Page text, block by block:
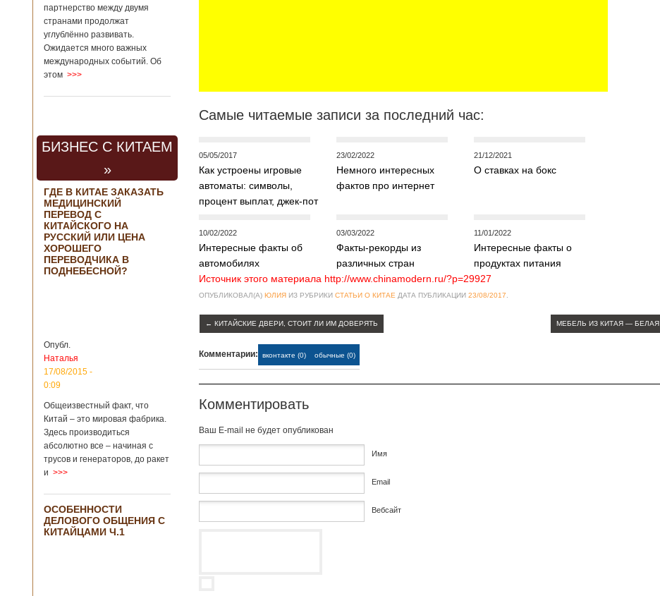
региональной
политике и
международному
сотрудничеству
государственной
корпорации
Кладов
аэрокосмической
выставки Aero
Бангалоре в
Индии. Контракт
между Китаем и
Россией на
разработку,
Подробнее...
Опубликовано
21/02/2019 - 22:26
В Китае найден
древний
по добыче бирюзы
на территории
Синьцзян-
Уйгурского
района, что на
северо-западе
Китая. Об этом
сообщает
агентство Синьхуа,
ссылаясь на
институт
археологии и
культурных
реликвий. Площадь
партнерство между двумя
странами продолжат
углублённо развивать.
Ожидается много важных
международных событий. Об
этом >>>
БИЗНЕС С КИТАЕМ
»
ГДЕ В КИТАЕ ЗАКАЗАТЬ
МЕДИЦИНСКИЙ
ПЕРЕВОД С
КИТАЙСКОГО НА
РУССКИЙ ИЛИ ЦЕНА
ХОРОШЕГО
ПЕРЕВОДЧИКА В
ПОДНЕБЕСНОЙ?
Опубл.
Наталья
17/08/2015 -
0:09
Общеизвестный факт, что
Китай – это мировая фабрика.
Здесь производиться
абсолютно все – начиная с
трусов и генераторов, до ракет
и >>>
ОСОБЕННОСТИ
ДЕЛОВОГО ОБЩЕНИЯ С
КИТАЙЦАМИ Ч.1
Самые читаемые записи за последний час:
05/05/2017
Как устроены игровые
автоматы: символы,
процент выплат, джек-пот
23/02/2022
Немного интересных
фактов про интернет
21/12/2021
О ставках на бокс
10/02/2022
Интересные факты об
автомобилях
03/03/2022
Факты-рекорды из
различных стран
11/01/2022
Интересные факты о
продуктах питания
Источник этого материала http://www.chinamodern.ru/?p=29927
ОПУБЛИКОВАЛ(А) ЮЛИЯ ИЗ РУБРИКИ СТАТЬИ О КИТАЕ ДАТА ПУБЛИКАЦИИ 23/08/2017
← КИТАЙСКИЕ ДВЕРИ, СТОИТ ЛИ ИМ ДОВЕРЯТЬ МЕБЕЛЬ ИЗ КИТАЯ — БЕЛАЯ
Комментарии: вконтакте (0) обычные (0)
Комментировать
Baш E-mail не будет опубликован
Имя
Email
Вебсайт